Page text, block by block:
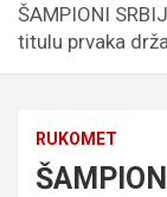
ŠAMPIONI
titulu prvaka
RUKOMET